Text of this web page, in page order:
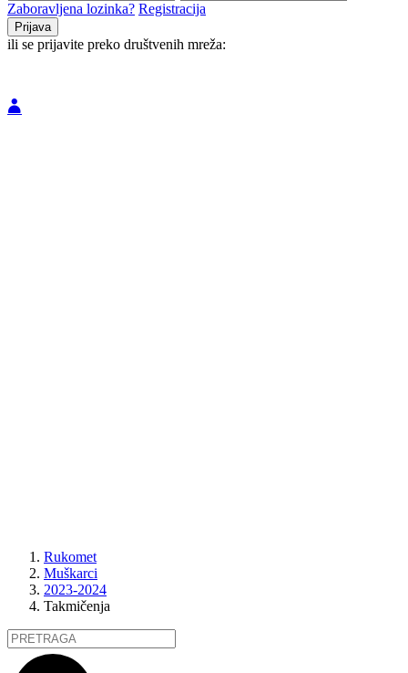
Zaboravljena lozinka? Registracija
ili se prijavite preko društvenih mreža:
Rukomet
Muškarci
2023-2024
Takmičenja